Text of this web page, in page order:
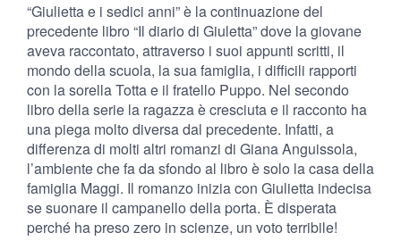
“Giulietta e i sedici anni” è la continuazione del
precedente libro “Il diario di Giuletta” dove la giovane
aveva raccontato, attraverso i suoi appunti scritti, il
mondo della scuola, la sua famiglia, i difficili rapporti
con la sorella Totta e il fratello Puppo. Nel secondo
libro della serie la ragazza è cresciuta e il racconto ha
una piega molto diversa dal precedente. Infatti, a
differenza di molti altri romanzi di Giana Anguissola,
l’ambiente che fa da sfondo al libro è solo la casa della
famiglia Maggi. Il romanzo inizia con Giulietta indecisa
se suonare il campanello della porta. È disperata
perché ha preso zero in scienze, un voto terribile!